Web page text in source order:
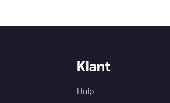
Klant
Hulp